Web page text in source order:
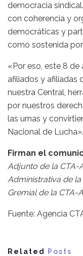
democracia
con coherencia y
democráticas y
como sostenida
«Por eso, este 8
afiliados y afiliadas
nuestra Central,
por nuestros
las urnas y
Nacional de Lucha».
Firman el
Adjunto de la CTA-
Administrativa de
Gremial de la CTA-
Fuente: Agencia
Related Posts